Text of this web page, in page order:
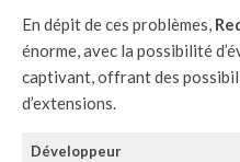
En dépit de ces problèmes,
énorme, avec la possibilité
captivant, offrant des
d’extensions.
Développeur